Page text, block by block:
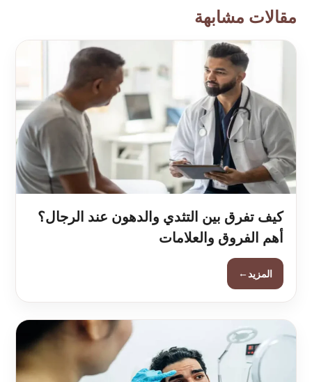
مقالات مشابهة
كيف تفرق بين التثدي والدهون عند الرجال؟
أهم الفروق والعلامات
المزيد←